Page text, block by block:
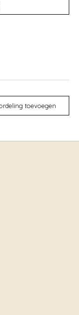
toevoegen